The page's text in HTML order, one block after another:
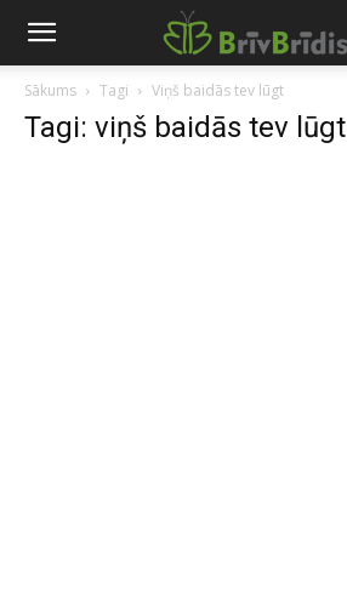
Sākums Tagi Viņš baidās tev lūgt
Tagi: viņš baidās tev lūgt